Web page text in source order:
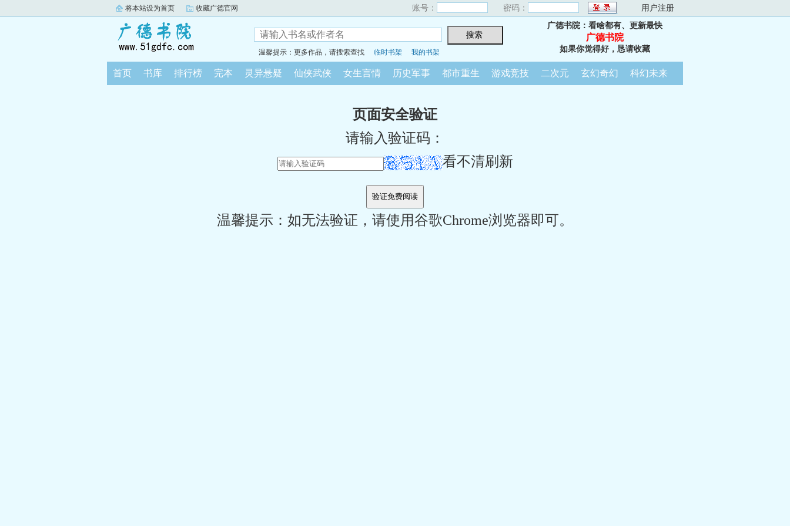
将本站设为首页 收藏广德官网 账号： 密码： 用户注册
温馨提示：更多作品，请搜索查找 临时书架 我的书架
广德书院：看啥都有、更新最快
广德书院
如果你觉得好，恳请收藏
首页 书库 排行榜 完本 灵异悬疑 仙侠武侠 女生言情 历史军事 都市重生 游戏竞技 二次元 玄幻奇幻 科幻未来
页面安全验证
请输入验证码：
看不清刷新
温馨提示：如无法验证，请使用谷歌Chrome浏览器即可。